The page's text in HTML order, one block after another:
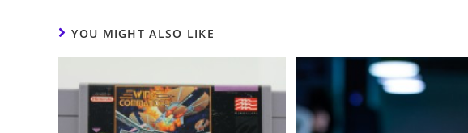
YOU MIGHT ALSO LIKE